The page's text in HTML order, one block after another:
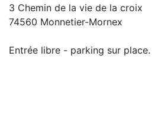
3 Chemin de la vie de la croix
74560 Monnetier-Mornex
Entrée libre - parking sur place.